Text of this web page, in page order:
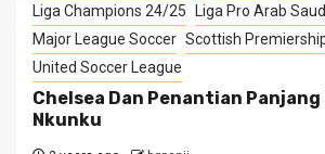
Liga Champions 24/25
Liga Pro Arab
Major League Soccer Scottish
United Soccer League
Chelsea Dan Penantian
Nkunku